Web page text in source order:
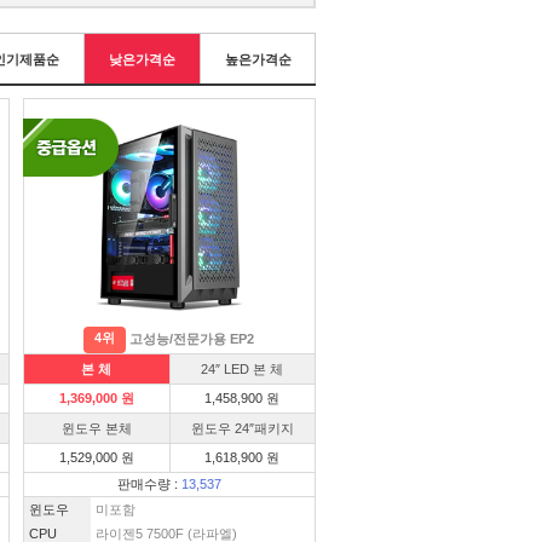
기제품순 낮은가격순 높은가격순
4위 고성능/전문가용 EP2
본 체
24″ LED 본 체
1,369,000 원
1,458,900 원
윈도우 본체
윈도우 24″패키지
1,529,000 원
1,618,900 원
판매수량 : 13,537
윈도우
미포함
CPU
라이젠5 7500F (라파엘)